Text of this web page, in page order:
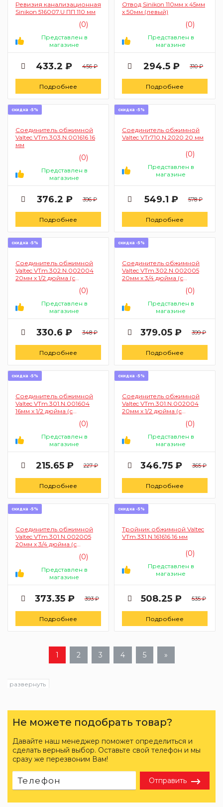
Ревизия канализационная
Sinikon 516007.U ПП 110 мм
(0)
Представлен в
магазине
433.2 ₽ 456 ₽
Подробнее
Отвод Sinikon 110мм x 45мм
x 50мм (левый)
(0)
Представлен в
магазине
294.5 ₽ 310 ₽
Подробнее
скидка -5%
Соединитель обжимной
Valtec VTm.303.N.001616 16
мм
(0)
Представлен в
магазине
376.2 ₽ 396 ₽
Подробнее
скидка -5%
Соединитель обжимной
Valtec VTr710.N.2020 20 мм
(0)
Представлен в
магазине
549.1 ₽ 578 ₽
Подробнее
скидка -5%
Соединитель обжимной
Valtec VTm.302.N.002004
20мм х 1/2 дюйма (с
внутреннюю резьбу)(0)
Представлен в
магазине
330.6 ₽ 348 ₽
Подробнее
скидка -5%
Соединитель обжимной
Valtec VTm.302.N.002005
20мм х 3/4 дюйма (с
внутреннюю резьбу)(0)
Представлен в
магазине
379.05 ₽ 399 ₽
Подробнее
скидка -5%
Соединитель обжимной
Valtec VTm.301.N.001604
16мм х 1/2 дюйма (с
(0)
Представлен в
магазине
215.65 ₽ 227 ₽
Подробнее
скидка -5%
Соединитель обжимной
Valtec VTm.301.N.002004
20мм х 1/2 дюйма (с
(0)
Представлен в
магазине
346.75 ₽ 365 ₽
Подробнее
скидка -5%
Соединитель обжимной
Valtec VTm.301.N.002005
20мм х 3/4 дюйма (с
(0)
Представлен в
магазине
373.35 ₽ 393 ₽
Подробнее
скидка -5%
Тройник обжимной Valtec
VTm.331.N.161616 16 мм
(0)
Представлен в
магазине
508.25 ₽ 535 ₽
Подробнее
1 2 3 4 5 »
развернуть
Не можете подобрать товар?
Давайте наш менеджер поможет определиться и
сделать верный выбор. Оставьте свой телефон и мы
сразу же перезвоним Вам!
Отправить